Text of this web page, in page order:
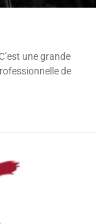
une grande
de